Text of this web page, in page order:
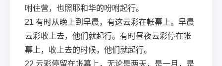
咐住营，也照耶和华的吩咐起行。
21 有时从晚上到早晨，有这云彩在帐幕上。早晨
云彩收上去，他们就起行。有时昼夜云彩停在帐
幕上，收上去的时候，他们就起行。
22 云彩停留在帐幕上，无论是两天，是一月，是